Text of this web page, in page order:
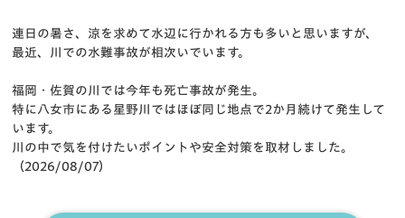
連日の暑さ、涼を求めて水辺に行かれる方も多いと思いますが、
最近、川での水難事故が相次いでいます。
福岡・佐賀の川では今年も死亡事故が発生。
特に八女市にある星野川ではほぼ同じ地点で2か月続けて発生して
います。
川の中で気を付けたいポイントや安全対策を取材しました。
（2026/08/07）